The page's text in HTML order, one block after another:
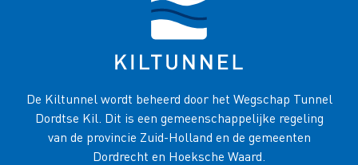
De Kiltunnel wordt beheerd door het Wegschap Tunnel
Dordtse Kil. Dit is een gemeenschappelijke regeling
van de provincie Zuid-Holland en de gemeenten
Dordrecht en Hoeksche Waard.